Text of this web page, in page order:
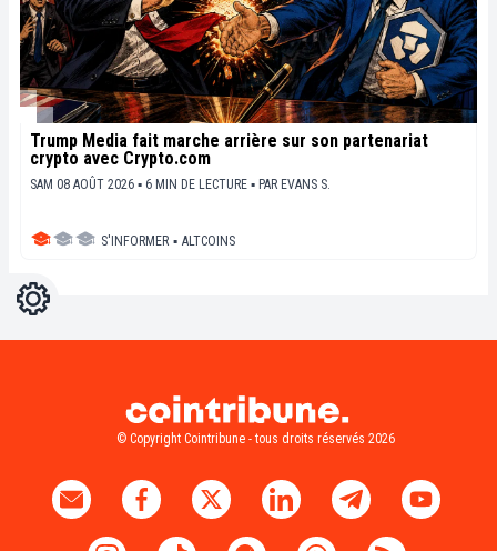
Trump Media fait marche arrière sur son partenariat
crypto avec Crypto.com
SAM 08 AOÛT 2026 ▪ 6 MIN DE LECTURE ▪ PAR EVANS S.
S'INFORMER ▪ ALTCOINS
Réglages
© Copyright Cointribune - tous droits réservés 2026